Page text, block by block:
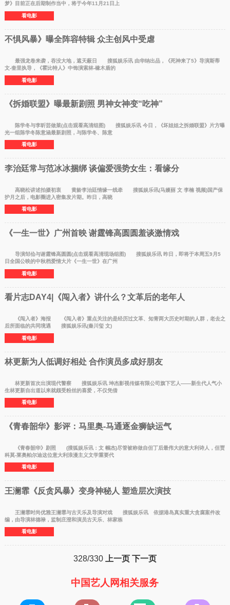
梦》目前正在后期制作当中，将于今年11月21日上
看电影
不惧风暴》曝全阵容特辑 众主创风中受虐
最强龙卷来袭，吞没大地，遮天蔽日 搜狐娱乐讯 由华纳出品，《死神来了5》导演斯蒂
文-奎里执导，《霍比特人》中饰演索林-橡木盾的
看电影
《拆婚联盟》曝最新剧照 男神女神变“吃神”
陈学冬与李昕芸做菜(点击观看高清组图) 搜狐娱乐讯 今日，《坏姐姐之拆婚联盟》片方曝
光一组陈学冬陈意涵最新剧照，与陈学冬、陈意
看电影
李治廷常与范冰冰捆绑 谈偏爱强势女生：看缘分
高晓松讲述拍摄初衷 黄龄李治廷情缘一线牵 搜狐娱乐讯(马嫚丽 文 李楠 视频)国产保
护月之后，电影圈进入密集发片期。昨日，高晓
看电影
《一生一世》广州首映 谢霆锋高圆圆羞谈激情戏
导演邹佡与谢霆锋高圆圆(点击观看高清现场组图) 搜狐娱乐讯 昨日，即将于本周五9月5
日全国公映的中秋档爱情大片《一生一世》在广州
看电影
看片志DAY4|《闯入者》讲什么？文革后的老年人
《闯入者》海报 《闯入者》重点关注的是经历过文革、知青两大历史时期的人群，老去之
后所面临的共同境遇 搜狐娱乐讯(秦川玺 文)
看电影
林更新为人低调好相处 合作演员多成好朋友
林更新首次出演现代警察 搜狐娱乐讯 坤杰影视传媒有限公司旗下艺人——新生代人气小
生林更新自出道以来就颇受粉丝的喜爱，不仅凭借
看电影
《青春韶华》影评：马里奥-马通逐金狮缺运气
《青春韶华》剧照 (搜狐娱乐讯：文 帼杰)尽管被称做自但丁后最伟大的意大利诗人，但贾
科莫-莱奥帕尔迪这位意大利浪漫主义文学重要代
看电影
王澜霏《反贪风暴》变身神秘人 塑造层次演技
王澜霏时尚优雅王澜霏与古天乐及导演对戏 搜狐娱乐讯 依据港岛真实重大贪腐案件改
编，由导演林德禄，监制庄澄和演员古天乐、林家栋
看电影
328/330 上一页 下一页
中国艺人网相关服务